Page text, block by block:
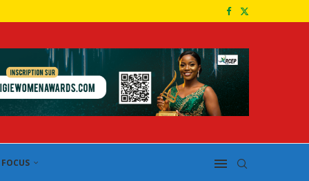
FOCUS